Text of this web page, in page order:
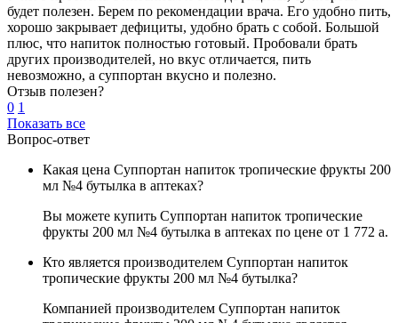
будет полезен. Берем по рекомендации врача. Его удобно пить,
хорошо закрывает дефициты, удобно брать с собой. Большой
плюс, что напиток полностью готовый. Пробовали брать
других производителей, но вкус отличается, пить
невозможно, а суппортан вкусно и полезно.
Отзыв полезен?
0 1
Показать все
Вопрос-ответ
Какая цена Суппортан напиток тропические фрукты 200
мл №4 бутылка в аптеках?
Вы можете купить Суппортан напиток тропические
фрукты 200 мл №4 бутылка в аптеках по цене от 1 772 a.
Кто является производителем Суппортан напиток
тропические фрукты 200 мл №4 бутылка?
Компанией производителем Суппортан напиток